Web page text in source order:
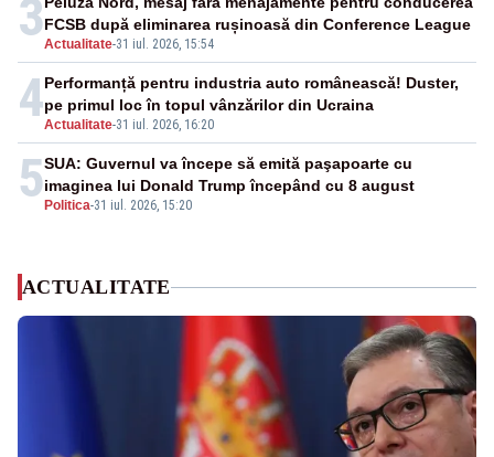
3Actualitate-31 iul. 2026, 15:54
FCSB după eliminarea rușinoasă din Conference League
4Actualitate-31 iul. 2026, 16:20
Performanță pentru industria auto românească! Duster,
pe primul loc în topul vânzărilor din Ucraina
5 Politica-31 iul. 2026, 15:20
SUA: Guvernul va începe să emită paşapoarte cu
imaginea lui Donald Trump începând cu 8 august
ACTUALITATE